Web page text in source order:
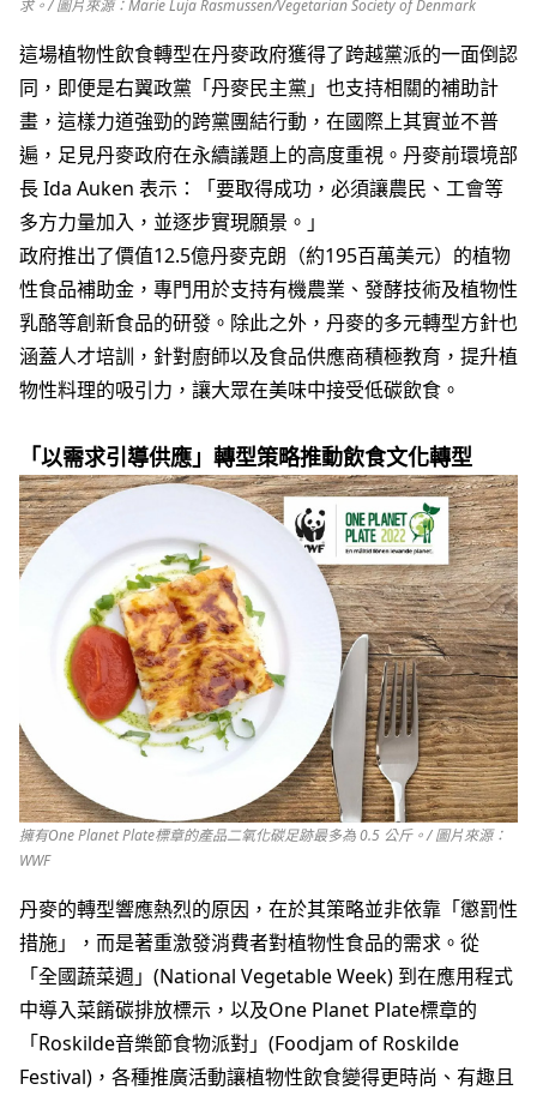
求。/ 圖片來源：Marie Luja Rasmussen/Vegetarian Society of Denmark
這場植物性飲食轉型在丹麥政府獲得了跨越黨派的一面倒認
同，即便是右翼政黨「丹麥民主黨」也支持相關的補助計
畫，這樣力道強勁的跨黨團結行動，在國際上其實並不普
遍，足見丹麥政府在永續議題上的高度重視。丹麥前環境部
長 Ida Auken 表示：「要取得成功，必須讓農民、工會等
多方力量加入，並逐步實現願景。」
政府推出了價值12.5億丹麥克朗（約195百萬美元）的植物
性食品補助金，專門用於支持有機農業、發酵技術及植物性
乳酪等創新食品的研發。除此之外，丹麥的多元轉型方針也
涵蓋人才培訓，針對廚師以及食品供應商積極教育，提升植
物性料理的吸引力，讓大眾在美味中接受低碳飲食。
「以需求引導供應」轉型策略推動飲食文化轉型
擁有One Planet Plate標章的產品二氧化碳足跡最多為 0.5 公斤。/ 圖片來源：
WWF
丹麥的轉型響應熱烈的原因，在於其策略並非依靠「懲罰性
措施」，而是著重激發消費者對植物性食品的需求。從
「全國蔬菜週」(National Vegetable Week) 到在應用程式
中導入菜餚碳排放標示，以及One Planet Plate標章的
「Roskilde音樂節食物派對」(Foodjam of Roskilde
Festival)，各種推廣活動讓植物性飲食變得更時尚、有趣且